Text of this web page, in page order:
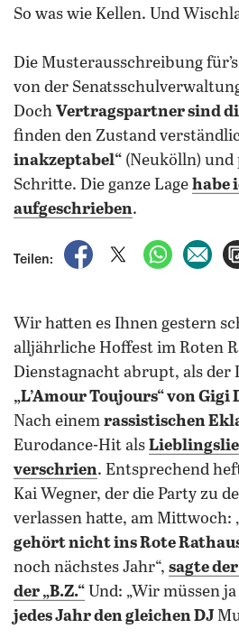
So was wie Kellen. Und
Die Musterausschreibung
von der
Doch Vertragspartner sind
finden den Zustand
inakzeptabel“ (Neukölln)
Schritte. Die ganze Lage habe
aufgeschrieben.
Teilen:
auf Facebook teilen
auf X teilen
per
Wir hatten es Ihnen gestern
alljährliche Hoffest im Roten
Dienstagnacht abrupt, als der
„L’Amour Toujours“ von Gigi
Nach einem rassistischen
Eurodance-Hit als
verschrien. Entsprechend
Kai Wegner, der die Party zu
verlassen hatte, am Mittwoch:
gehört nicht ins Rote
noch nächstes Jahr“, sagte
der „B.Z.“ Und: „Wir müssen ja
jedes Jahr den gleichen DJ